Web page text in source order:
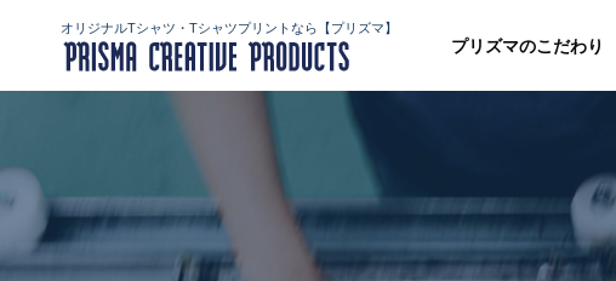
オリジナルTシャツ・Tシャツプリントなら【プリズマ】
プリズマのこだわり